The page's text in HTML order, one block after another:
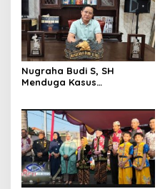
Nugraha Budi S, SH
Menduga Kasus
Pelaku Dipengaruhi
Narkoba, Tes Urine Mesti
dilakukan Polisi ?